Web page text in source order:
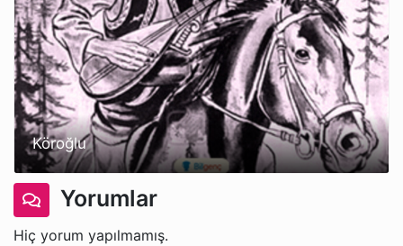
Köroğlu
Yorumlar
Hiç yorum yapılmamış.